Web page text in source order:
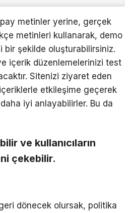
metinler yerine, gerçek
metinleri kullanarak, demo
şekilde oluşturabilirsiniz.
içerik düzenlemelerinizi test
Sitenizi ziyaret eden
etkileşime geçerek
iyi anlayabilirler. Bu da
ve kullanıcıların
çekebilir.
dönecek olursak, politika